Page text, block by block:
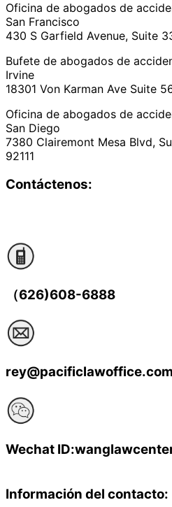
Oficina de abogados de
San Francisco
430 S Garfield Avenue, Suite
Bufete de abogados de
Irvine
18301 Von Karman Ave Suite
Oficina de abogados de
San Diego
7380 Clairemont Mesa Blvd,
92111
Contáctenos:
（626)608-6888
rey@pacificlawoffice.com
Wechat
Información del contacto: